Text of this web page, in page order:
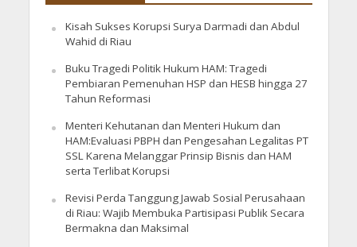
Kisah Sukses Korupsi Surya Darmadi dan Abdul
Wahid di Riau
Buku Tragedi Politik Hukum HAM: Tragedi
Pembiaran Pemenuhan HSP dan HESB hingga 27
Tahun Reformasi
Menteri Kehutanan dan Menteri Hukum dan
HAM:Evaluasi PBPH dan Pengesahan Legalitas PT
SSL Karena Melanggar Prinsip Bisnis dan HAM
serta Terlibat Korupsi
Revisi Perda Tanggung Jawab Sosial Perusahaan
di Riau: Wajib Membuka Partisipasi Publik Secara
Bermakna dan Maksimal